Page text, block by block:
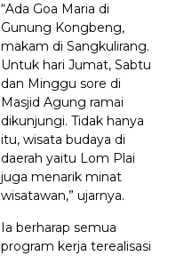
“Ada Goa Maria di
Gunung Kongbeng,
makam di Sangkulirang.
Untuk hari Jumat, Sabtu
dan Minggu sore di
Masjid Agung ramai
dikunjungi. Tidak hanya
itu, wisata budaya di
daerah yaitu Lom Plai
juga menarik minat
wisatawan,” ujarnya.
Ia berharap semua
program kerja terealisasi